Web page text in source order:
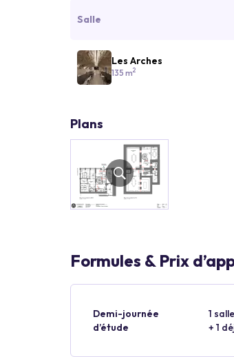
Salle
Les Arches
135 m2
Plans
Formules & Prix
Demi-journée
d’étude
1
+ 1